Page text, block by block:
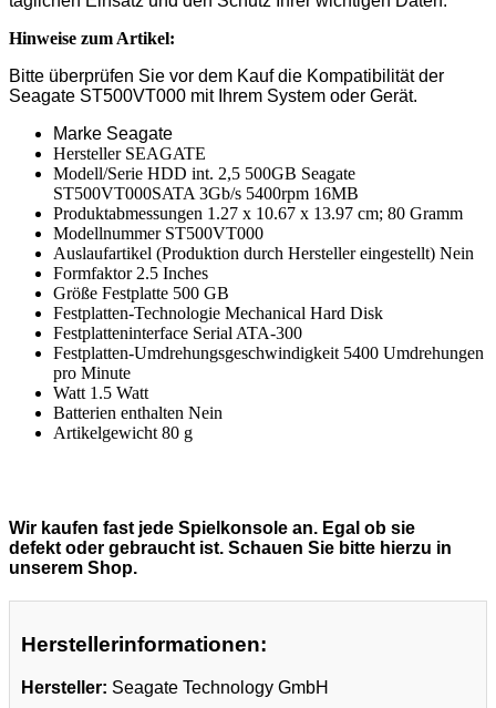
Hinweise zum Artikel:
Bitte überprüfen Sie vor dem Kauf die Kompatibilität der
Seagate ST500VT000 mit Ihrem System oder Gerät.
Marke Seagate
Hersteller SEAGATE
Modell/Serie HDD int. 2,5 500GB Seagate
ST500VT000SATA 3Gb/s 5400rpm 16MB
Produktabmessungen 1.27 x 10.67 x 13.97 cm; 80 Gramm
Modellnummer ST500VT000
Auslaufartikel (Produktion durch Hersteller eingestellt) Nein
Formfaktor 2.5 Inches
Größe Festplatte 500 GB
Festplatten-Technologie Mechanical Hard Disk
Festplatteninterface Serial ATA-300
Festplatten-Umdrehungsgeschwindigkeit 5400 Umdrehungen
pro Minute
Watt 1.5 Watt
Batterien enthalten Nein
Artikelgewicht 80 g
Wir kaufen fast jede Spielkonsole an. Egal ob sie
defekt oder gebraucht ist. Schauen Sie bitte hierzu in
unserem Shop.
Herstellerinformationen:
Hersteller: Seagate Technology GmbH